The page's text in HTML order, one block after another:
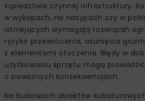
sąsiedztwie czynnej infrastruktury.
w wykopach, na nasypach czy w
istniejących wymagają rozwiązań
ryzyko przewrócenia, osunięcia
z elementami otoczenia. Błędy w
użytkowaniu sprzętu mogą
o poważnych konsekwencjach.
Na budowach obiektów